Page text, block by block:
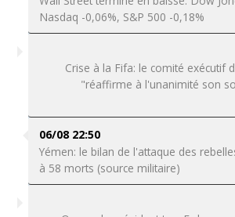
Nasdaq -0,06%, S&P 500 -0,18%
Crise à la Fifa: le comité exécutif
"réaffirme à l'unanimité son
06/08 22:50
Yémen: le bilan de l'attaque des
à 58 morts (source militaire)